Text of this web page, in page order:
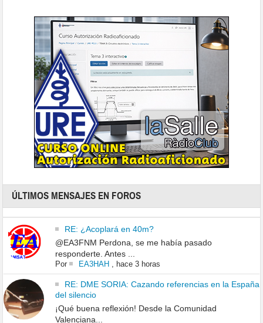
ÚLTIMOS MENSAJES EN FOROS
RE: ¿Acoplará en 40m?
@EA3FNM Perdona, se me había pasado
responderte. Antes ...
Por EA3HAH, hace 3 horas
RE: DME SORIA: Cazando referencias en la España
del silencio
¡Qué buena reflexión! Desde la Comunidad
Valenciana...